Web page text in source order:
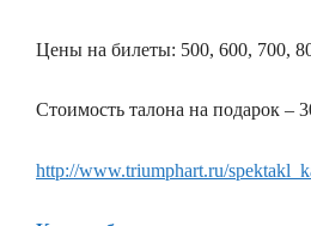
Цены на билеты: 500, 600, 700,
Стоимость талона на подарок –
http://www.triumphart.ru/